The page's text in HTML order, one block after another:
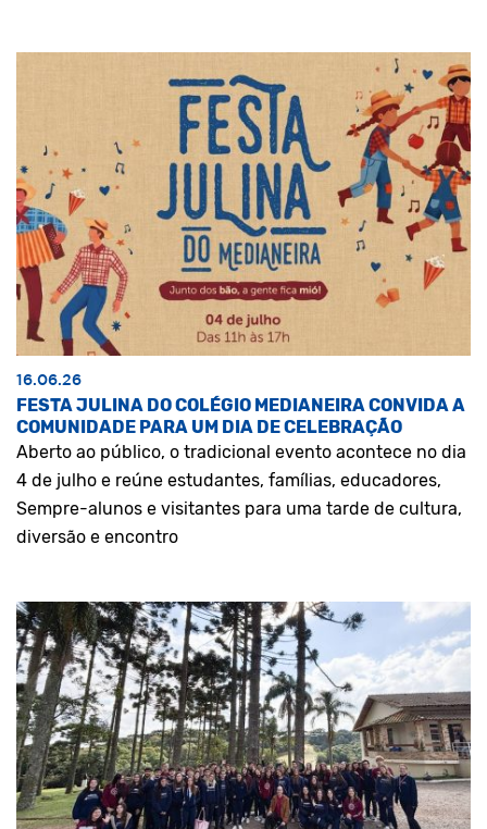
16.06.26
FESTA JULINA DO COLÉGIO MEDIANEIRA CONVIDA A
COMUNIDADE PARA UM DIA DE CELEBRAÇÃO
Aberto ao público, o tradicional evento acontece no dia
4 de julho e reúne estudantes, famílias, educadores,
Sempre-alunos e visitantes para uma tarde de cultura,
diversão e encontro